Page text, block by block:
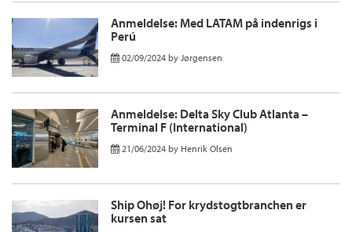
Anmeldelse: Med LATAM på indenrigs i
Perú
02/09/2024 by Jørgensen
Anmeldelse: Delta Sky Club Atlanta –
Terminal F (International)
21/06/2024 by Henrik Olsen
Ship Ohøj! For krydstogtbranchen er
kursen sat